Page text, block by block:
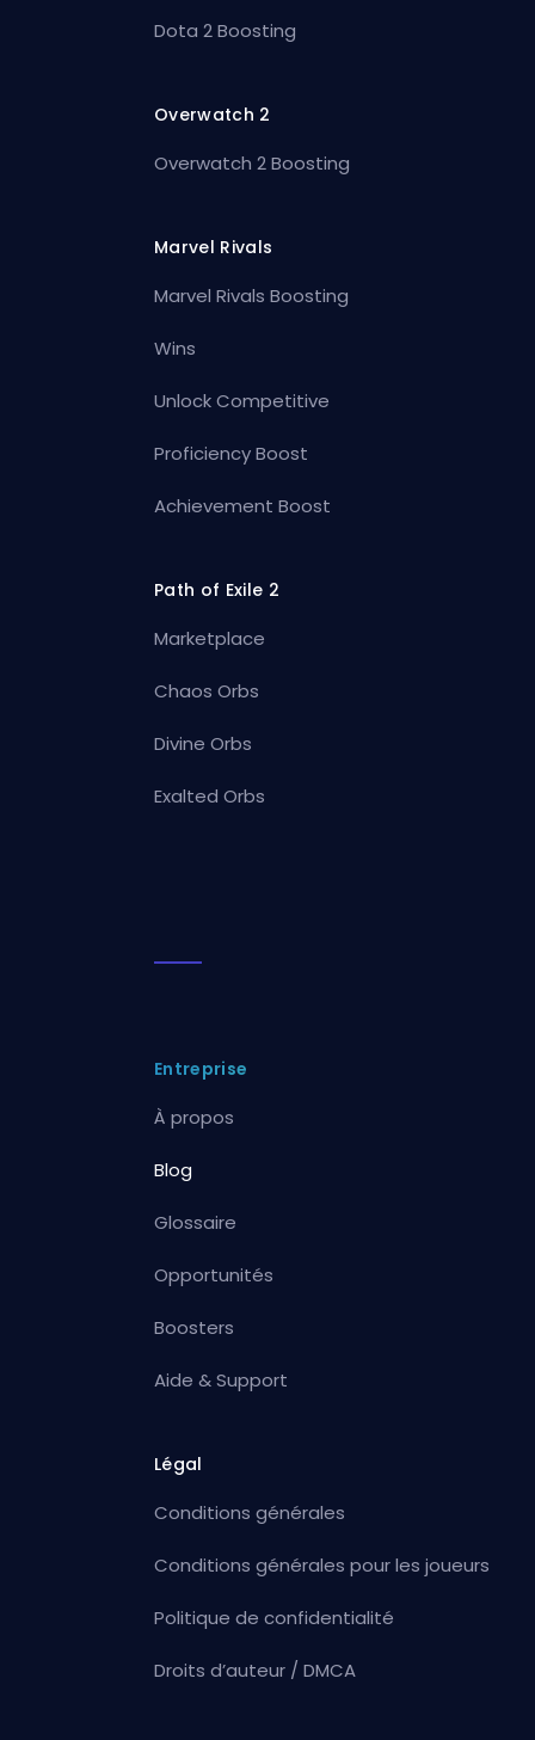
Dota 2 Boosting
Overwatch 2
Overwatch 2 Boosting
Marvel Rivals
Marvel Rivals Boosting
Wins
Unlock Competitive
Proficiency Boost
Achievement Boost
Path of Exile 2
Marketplace
Chaos Orbs
Divine Orbs
Exalted Orbs
Entreprise
À propos
Blog
Glossaire
Opportunités
Boosters
Aide & Support
Légal
Conditions générales
Conditions générales pour les joueurs
Politique de confidentialité
Droits d’auteur / DMCA